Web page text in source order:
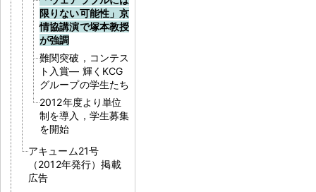
限りない可能性」京
情協講演で塚本教授
が強調
難関突破，コンテス
ト入賞― 輝くKCG
グループの学生たち
2012年度より単位
制を導入，学生募集
を開始
アキューム21号
（2012年発行）掲載
広告